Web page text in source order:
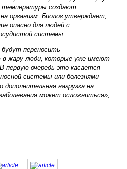
температуры создают
организм. Биолог утверждает,
опасно для людей с
системы.
будут переносить
в жару люди, которые уже имеют
первую очередь это касается
системы или болезнями
дополнительная нагрузка на
может осложниться»,